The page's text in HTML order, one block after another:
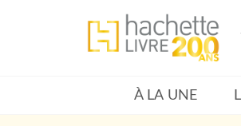
MENU RECHERCHE
À LA UNE